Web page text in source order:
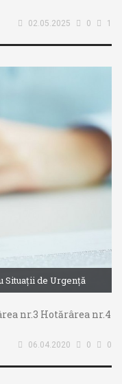
02.05.2025 0 1
Situații de Urgență
nr.3 Hotărârea nr.4
06.04.2020 0 0